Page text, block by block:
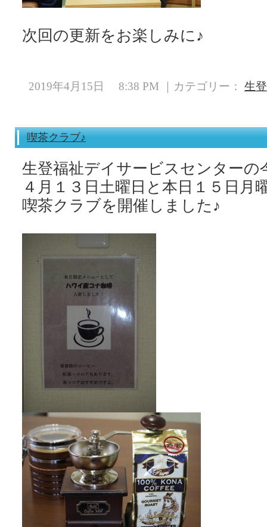
次回の更新をお楽しみに♪
2019年4月15日 8:38 PM ｜カテゴリー： 生
喫茶クラブ♪
生登福祉デイサービスセンターの
４月１３日土曜日と本日１５日月
喫茶クラブを開催しました♪